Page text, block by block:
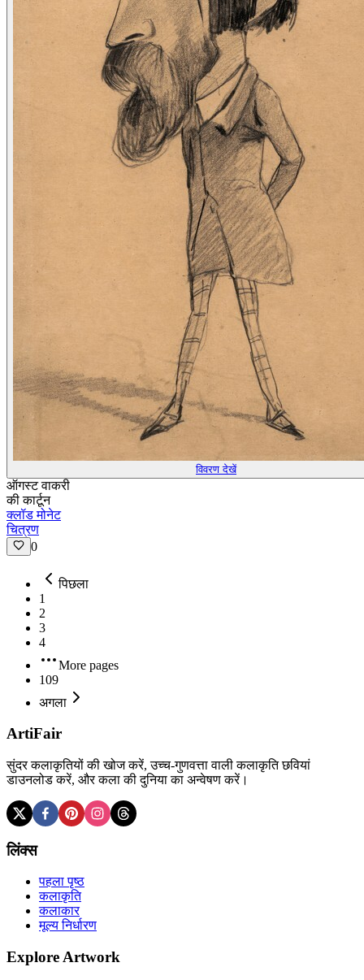
विवरण देखें
ऑगस्ट वाकरी
की कार्टून
क्लॉड मोनेट
चित्रण
0
पिछला
1
2
3
4
More pages
109
अगला
ArtiFair
सुंदर कलाकृतियों की खोज करें, उच्च-गुणवत्ता वाली कलाकृति छवियां
डाउनलोड करें, और कला की दुनिया का अन्वेषण करें।
लिंक्स
पहला पृष्ठ
कलाकृति
कलाकार
मूल्य निर्धारण
Explore Artwork